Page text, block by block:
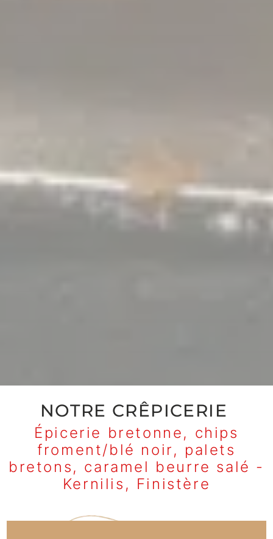
NOTRE CRÊPICERIE
Épicerie bretonne, chips
froment/blé noir, palets
bretons, caramel beurre salé -
Kernilis, Finistère